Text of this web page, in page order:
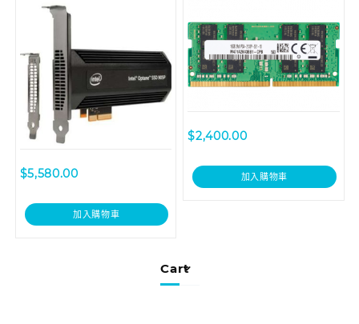
Cart
$5,580.00
加入購物車
$2,400.00
加入購物車